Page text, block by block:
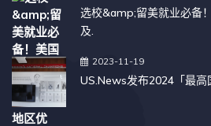
选校&amp;留美就业必备
及.
2023-11-19
US.News发布2024「最